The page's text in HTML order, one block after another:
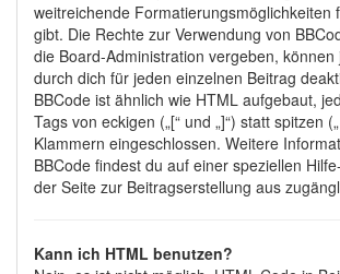
weitreichende Formatierungsmöglichkeiten
gibt. Die Rechte zur Verwendung von
die Board-Administration vergeben, können
durch dich für jeden einzelnen Beitrag
BBCode ist ähnlich wie HTML aufgebaut,
Tags von eckigen („[“ und „]“) statt spitzen
Klammern eingeschlossen. Weitere
BBCode findest du auf einer speziellen
der Seite zur Beitragserstellung aus
Kann ich HTML benutzen?